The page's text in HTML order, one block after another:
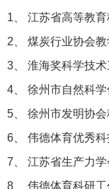
1、
江苏省高等教育
2、
煤炭行业协会教
3、
淮海奖科学技术
4、
徐州市自然科学
5、
徐州市发明协
6、
伟德体育优秀
7、
江苏省生产力学
8、
伟德体育科研工